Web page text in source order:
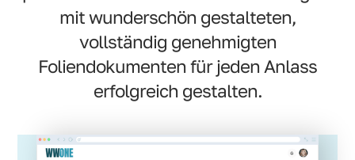
mit wunderschön gestalteten,
vollständig genehmigten
Foliendokumenten für jeden Anlass
erfolgreich gestalten.